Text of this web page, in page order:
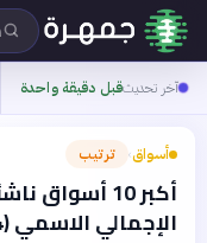
آخر تحديثقبل دقيقة واحدة
أسواق› ترتيب
أكبر 10
الإجمالي الاسمي (2024)